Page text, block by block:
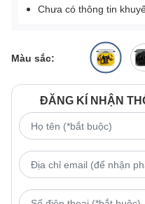
Chưa có thông tin
Màu sắc:
ĐĂNG KÍ NHẬN